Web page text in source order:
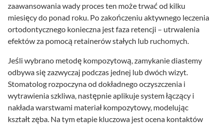
zaawansowania wady proces ten może trwać od kilku
miesięcy do ponad roku. Po zakończeniu aktywnego leczenia
ortodontycznego konieczna jest faza retencji – utrwalenia
efektów za pomocą retainerów stałych lub ruchomych.
Jeśli wybrano metodę kompozytową, zamykanie diastemy
odbywa się zazwyczaj podczas jednej lub dwóch wizyt.
Stomatolog rozpoczyna od dokładnego oczyszczenia i
wytrawienia szkliwa, następnie aplikuje system łączący i
nakłada warstwami materiał kompozytowy, modelując
kształt zęba. Na tym etapie kluczowa jest ocena kontaktów